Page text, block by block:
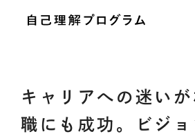
キャリアへの迷い
職にも成功。ビジョ